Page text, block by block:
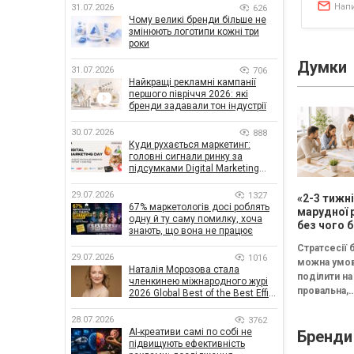
Думки
«2-3 тижні
марудної
без чого
Стратсесії
можна
поділити
провальна,
Провальна
«рефлексія
Бренди
31.07.2026 626
Чому великі бренди більше не
змінюють логотипи кожні три
роки
31.07.2026 706
Найкращі рекламні кампанії
першого півріччя 2026: які
бренди задавали тон індустрії
30.07.2026 888
Куди рухається маркетинг:
головні сигнали ринку за
підсумками Digital Marketing
29.07.2026 1327
67% маркетологів досі роблять
одну й ту саму помилку, хоча
знають, що вона не працює
29.07.2026 1016
Наталія Морозова стала
членкинею міжнародного журі
2026 Global Best of the Best Effie
28.07.2026 3762
AI-креативи самі по собі не
підвищують ефективність